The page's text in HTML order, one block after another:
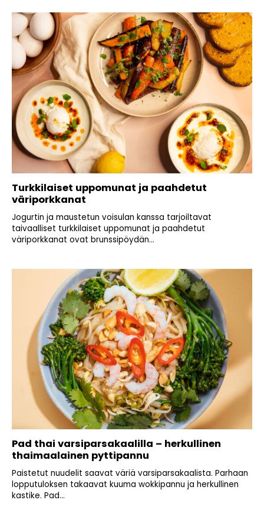
Turkkilaiset uppomunat ja paahdetut
väriporkkanat
Jogurtin ja maustetun voisulan kanssa tarjoiltavat
taivaalliset turkkilaiset uppomunat ja paahdetut
väriporkkanat ovat brunssipöydän...
Pad thai varsiparsakaalilla – herkullinen
thaimaalainen pyttipannu
Paistetut nuudelit saavat väriä varsiparsakaalista. Parhaan
lopputuloksen takaavat kuuma wokkipannu ja herkullinen
kastike. Pad...